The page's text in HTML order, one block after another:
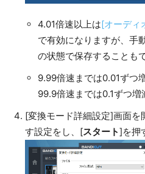
4.01倍速以上は[オーディ
で有効になりますが、手
の状態で保存することも
9.99倍速までは0.01ずつ
99.9倍速までは0.1ずつ増
[変換モード詳細設定]画面を
す設定をし、[スタート]を押